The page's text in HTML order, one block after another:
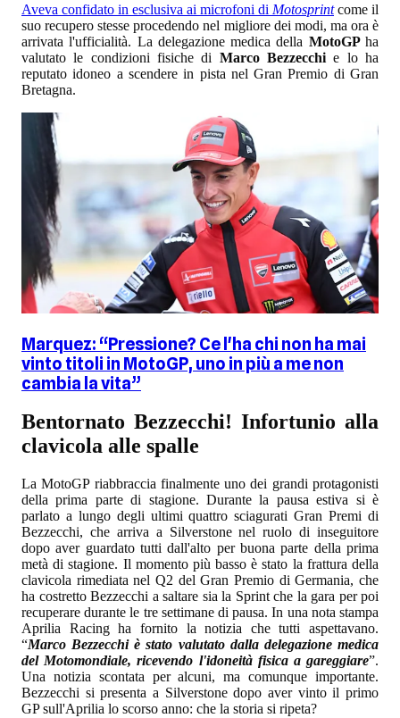
Aveva confidato in esclusiva ai microfoni di Motosprintcome il
suo recupero stesse procedendo nel migliore dei modi, ma ora è
arrivata l'ufficialità. La delegazione medica della MotoGPha
valutato le condizioni fisiche di Marco Bezzecchi e lo ha
reputato idoneo a scendere in pista nel Gran Premio di Gran
Bretagna.
Marquez: “Pressione? Ce l'ha chi non ha mai
vinto titoli in MotoGP, uno in più a me non
cambia la vita”
Bentornato Bezzecchi! Infortunio alla
clavicola alle spalle
La MotoGP riabbraccia finalmente uno dei grandi protagonisti
della prima parte di stagione. Durante la pausa estiva si è
parlato a lungo degli ultimi quattro sciagurati Gran Premi di
Bezzecchi, che arriva a Silverstone nel ruolo di inseguitore
dopo aver guardato tutti dall'alto per buona parte della prima
metà di stagione. Il momento più basso è stato la frattura della
clavicola rimediata nel Q2 del Gran Premio di Germania, che
ha costretto Bezzecchi a saltare sia la Sprint che la gara per poi
recuperare durante le tre settimane di pausa. In una nota stampa
Aprilia Racing ha fornito la notizia che tutti aspettavano.
“Marco Bezzecchi è stato valutato dalla delegazione medica
del Motomondiale, ricevendo l'idoneità fisica a gareggiare”.
Una notizia scontata per alcuni, ma comunque importante.
Bezzecchi si presenta a Silverstone dopo aver vinto il primo
GP sull'Aprilia lo scorso anno: che la storia si ripeta?